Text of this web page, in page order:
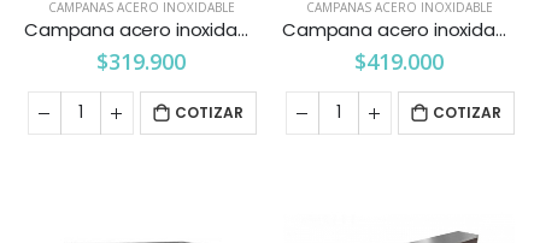
CAMPANAS ACERO INOXIDABLE
Campana acero inoxidable mural 100 cm.
$319.900
COTIZAR
CAMPANAS ACERO INOXIDABLE
Campana acero inoxidable mural 150 cm.
$419.000
COTIZAR